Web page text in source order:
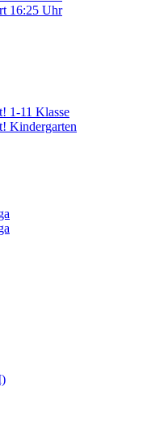
16:25 Uhr
1-11 Klasse
Kindergarten